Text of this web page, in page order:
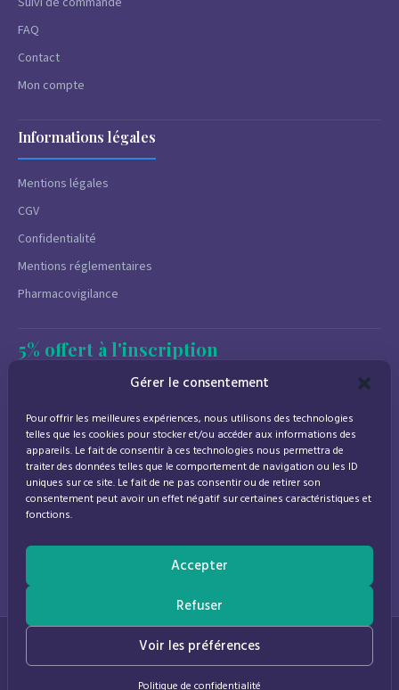
Gérer le consentement
Pour offrir les meilleures expériences, nous utilisons des technologies
telles que les cookies pour stocker et/ou accéder aux informations des
appareils. Le fait de consentir à ces technologies nous permettra de
traiter des données telles que le comportement de navigation ou les ID
uniques sur ce site. Le fait de ne pas consentir ou de retirer son
consentement peut avoir un effet négatif sur certaines caractéristiques et
fonctions.
Accepter
Refuser
Voir les préférences
Politique de confidentialité
FAQ
Contact
Mon compte
Informations légales
Mentions légales
CGV
Confidentialité
Mentions réglementaires
Pharmacovigilance
5% offert à l'inscription
Désinscription à tout moment.
J'accepte de recevoir des emails marketing conformément à la
politique de confidentialité